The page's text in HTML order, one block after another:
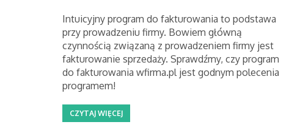
Intuicyjny program do fakturowania to podstawa
przy prowadzeniu firmy. Bowiem główną
czynnością związaną z prowadzeniem firmy jest
fakturowanie sprzedaży. Sprawdźmy, czy program
do fakturowania wfirma.pl jest godnym polecenia
programem!
CZYTAJ WIĘCEJ